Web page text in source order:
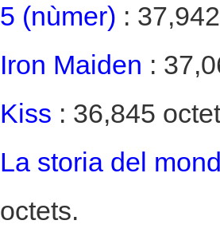
5 (nùmer) :
Iron Maiden :
Kiss : 36,845
La storia del
octets.